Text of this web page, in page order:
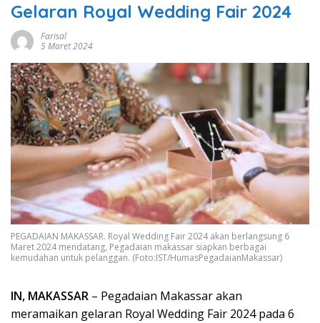
Gelaran Royal Wedding Fair 2024
Farisal
5 Maret 2024
PEGADAIAN MAKASSAR. Royal Wedding Fair 2024 akan berlangsung 6
Maret 2024 mendatang, Pegadaian makassar siapkan berbagai
kemudahan untuk pelanggan. (Foto:IST/HumasPegadaianMakassar)
IN, MAKASSAR – Pegadaian Makassar akan
meramaikan gelaran Royal Wedding Fair 2024 pada 6